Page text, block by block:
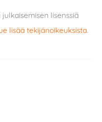
lisenssiä
lisää tekijänoikeuksista.